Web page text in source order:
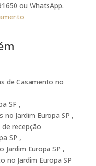
ou WhatsApp.
de Casamento no
SP ,
Jardim Europa SP ,
recepção
SP ,
Jardim Europa SP ,
no Jardim Europa SP